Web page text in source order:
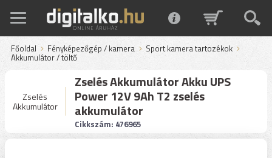
Főoldal Fényképezőgép / kamera Sport kamera tartozékok
Akkumulátor / töltő
Zselés
Akkumulátor
Zselés Akkumulátor Akku UPS
Power 12V 9Ah T2 zselés
akkumulátor
Cikkszám: 476965